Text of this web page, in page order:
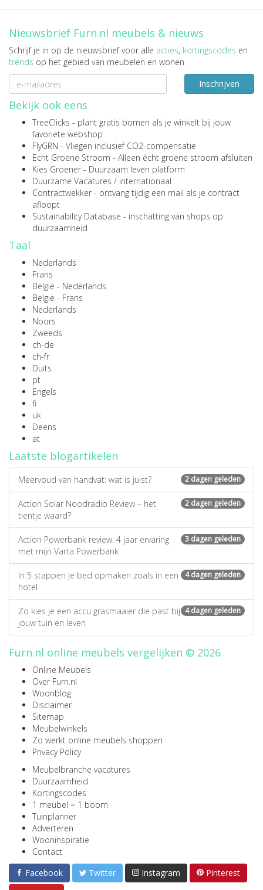
Nieuwsbrief Furn.nl meubels & nieuws
Schrijf je in op de nieuwsbrief voor alle acties, kortingscodes en
trends op het gebied van meubelen en wonen
Inschrijven
Bekijk ook eens
TreeClicks - plant gratis bomen als je winkelt bij jouw
favoriete webshop
FlyGRN - Vliegen inclusief CO2-compensatie
Echt Groene Stroom - Alleen écht groene stroom afsluiten
Kies Groener - Duurzaam leven platform
Duurzame Vacatures / internationaal
Contractwekker - ontvang tijdig een mail als je contract
afloopt
Sustainability Database - inschatting van shops op
duurzaamheid
Taal
Nederlands
Frans
België - Nederlands
België - Frans
Nederlands
Noors
Zweeds
ch-de
ch-fr
Duits
pt
Engels
fi
uk
Deens
at
Laatste blogartikelen
2 dagen geleden
Meervoud van handvat: wat is juist?
2 dagen geleden
Action Solar Noodradio Review – het
tientje waard?
3 dagen geleden
Action Powerbank review: 4 jaar ervaring
met mijn Varta Powerbank
4 dagen geleden
In 5 stappen je bed opmaken zoals in een
hotel
4 dagen geleden
Zo kies je een accu grasmaaier die past bij
jouw tuin en leven
Furn.nl online meubels vergelijken © 2026
Online Meubels
Over Furn.nl
Woonblog
Disclaimer
Sitemap
Meubelwinkels
Zo werkt online meubels shoppen
Privacy Policy
Meubelbranche vacatures
Duurzaamheid
Kortingscodes
1 meubel = 1 boom
Tuinplanner
Adverteren
Wooninspiratie
Contact
Facebook
Twitter Instagram
Pinterest